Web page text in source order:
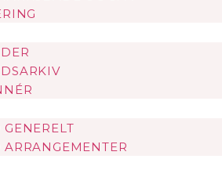
GENERELT
ARRANGEMENTER